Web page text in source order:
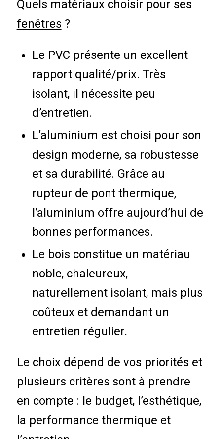
Quels matériaux choisir pour ses
fenêtres ?
Le PVC présente un excellent
rapport qualité/prix. Très
isolant, il nécessite peu
d’entretien.
L’aluminium est choisi pour son
design moderne, sa robustesse
et sa durabilité. Grâce au
rupteur de pont thermique,
l’aluminium offre aujourd’hui de
bonnes performances.
Le bois constitue un matériau
noble, chaleureux,
naturellement isolant, mais plus
coûteux et demandant un
entretien régulier.
Le choix dépend de vos priorités et
plusieurs critères sont à prendre
en compte : le budget, l’esthétique,
la performance thermique et